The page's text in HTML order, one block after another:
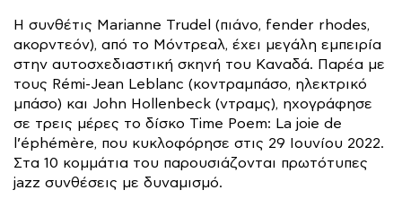
Η συνθέτις Marianne Trudel (πιάνο, fender rhodes,
ακορντεόν), από το Μόντρεαλ, έχει μεγάλη εμπειρία
στην αυτοσχεδιαστική σκηνή του Καναδά. Παρέα με
τους Rémi-Jean Leblanc (κοντραμπάσο, ηλεκτρικό
μπάσο) και John Hollenbeck (ντραμς), ηχογράφησε
σε τρεις μέρες το δίσκο Time Poem: La joie de
l’éphémère, που κυκλοφόρησε στις 29 Ιουνίου 2022.
Στα 10 κομμάτια του παρουσιάζονται πρωτότυπες
jazz συνθέσεις με δυναμισμό.